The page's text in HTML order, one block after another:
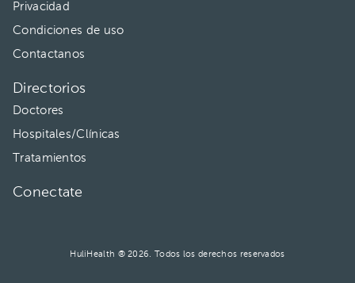
Privacidad
Condiciones de uso
Contactanos
Directorios
Doctores
Hospitales/Clínicas
Tratamientos
Conectate
HuliHealth ® 2026. Todos los derechos reservados